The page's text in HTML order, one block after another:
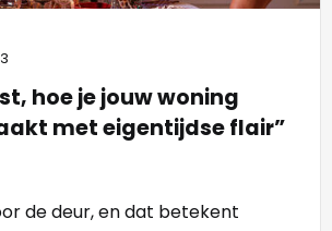
hoe je jouw woning
met eigentijdse flair”
de deur, en dat betekent